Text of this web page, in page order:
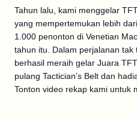
Tahun lalu, kami menggelar
yang mempertemukan lebih
1.000 penonton di Venetian
tahun itu. Dalam perjalanan tak
berhasil meraih gelar Juara
pulang Tactician’s Belt dan
Tonton video rekap kami untuk